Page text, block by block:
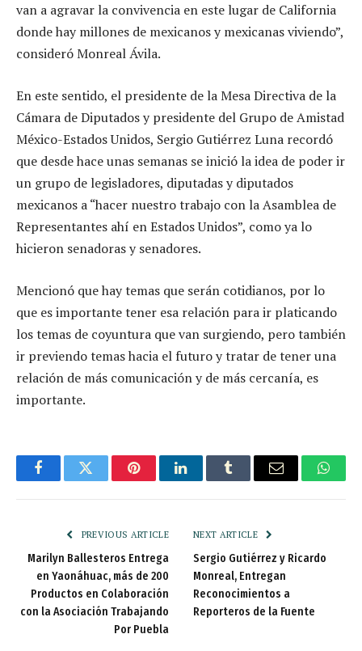
van a agravar la convivencia en este lugar de California
donde hay millones de mexicanos y mexicanas viviendo”,
consideró Monreal Ávila.
En este sentido, el presidente de la Mesa Directiva de la
Cámara de Diputados y presidente del Grupo de Amistad
México-Estados Unidos, Sergio Gutiérrez Luna recordó
que desde hace unas semanas se inició la idea de poder ir
un grupo de legisladores, diputadas y diputados
mexicanos a “hacer nuestro trabajo con la Asamblea de
Representantes ahí en Estados Unidos”, como ya lo
hicieron senadoras y senadores.
Mencionó que hay temas que serán cotidianos, por lo
que es importante tener esa relación para ir platicando
los temas de coyuntura que van surgiendo, pero también
ir previendo temas hacia el futuro y tratar de tener una
relación de más comunicación y de más cercanía, es
importante.
FacebookTwitter PinterestLinkedInTumblr Email
PREVIOUS ARTICLE
Marilyn Ballesteros Entrega
en Yaonáhuac, más de 200
Productos en Colaboración
con la Asociación Trabajando
Por Puebla
NEXT ARTICLE
Sergio Gutiérrez y Ricardo
Monreal, Entregan
Reconocimientos a
Reporteros de la Fuente